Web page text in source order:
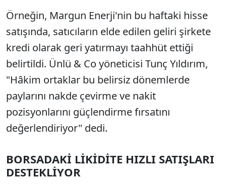
Örneğin, Margun Enerji'nin bu haftaki hisse
satışında, satıcıların elde edilen geliri şirkete
kredi olarak geri yatırmayı taahhüt ettiği
belirtildi. Ünlü & Co yöneticisi Tunç Yıldırım,
"Hâkim ortaklar bu belirsiz dönemlerde
paylarını nakde çevirme ve nakit
pozisyonlarını güçlendirme fırsatını
değerlendiriyor" dedi.
BORSADAKİ LİKİDİTE HIZLI SATIŞLARI
DESTEKLİYOR